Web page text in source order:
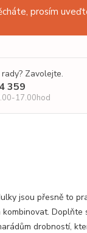
prosím
Zavolejte.
359
17.00hod
jsou přesně to
kombinovat.
drobností,